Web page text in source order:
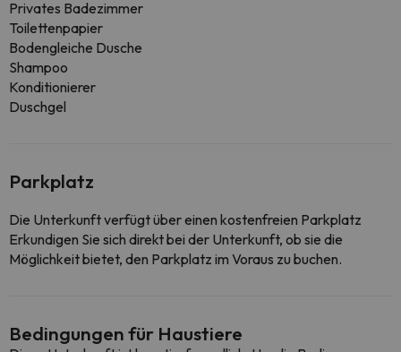
Privates Badezimmer
Toilettenpapier
Bodengleiche Dusche
Shampoo
Konditionierer
Duschgel
Parkplatz
Die Unterkunft verfügt über einen kostenfreien Parkplatz
Erkundigen Sie sich direkt bei der Unterkunft, ob sie die
Möglichkeit bietet, den Parkplatz im Voraus zu buchen.
Bedingungen für Haustiere